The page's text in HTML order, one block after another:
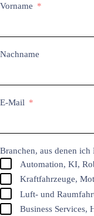
Vorname
Nachname
E-Mail
Branchen, aus denen ich
Automation, KI,
Kraftfahrzeuge,
Luft- und
Business Services,